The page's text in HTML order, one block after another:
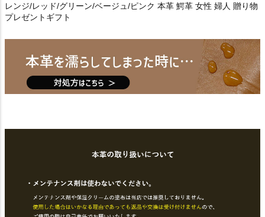
レンジ/レッド/グリーン/ベージュ/ピンク 本革 鰐革 女性 婦人 贈り物
プレゼントギフト